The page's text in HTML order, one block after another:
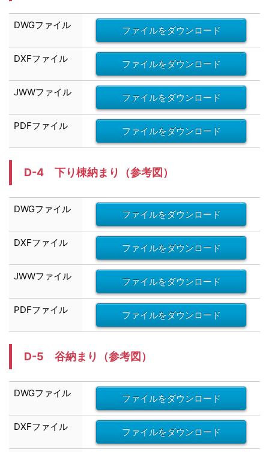
DWGファイル ファイルをダウンロード
DXFファイル ファイルをダウンロード
JWWファイル ファイルをダウンロード
PDFファイル ファイルをダウンロード
D-4 下り棟納まり （参考図）
DWGファイル ファイルをダウンロード
DXFファイル ファイルをダウンロード
JWWファイル ファイルをダウンロード
PDFファイル ファイルをダウンロード
D-5 谷納まり （参考図）
DWGファイル ファイルをダウンロード
DXFファイル ファイルをダウンロード